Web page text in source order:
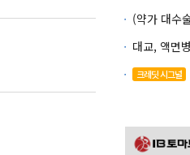
크레딧 시그널